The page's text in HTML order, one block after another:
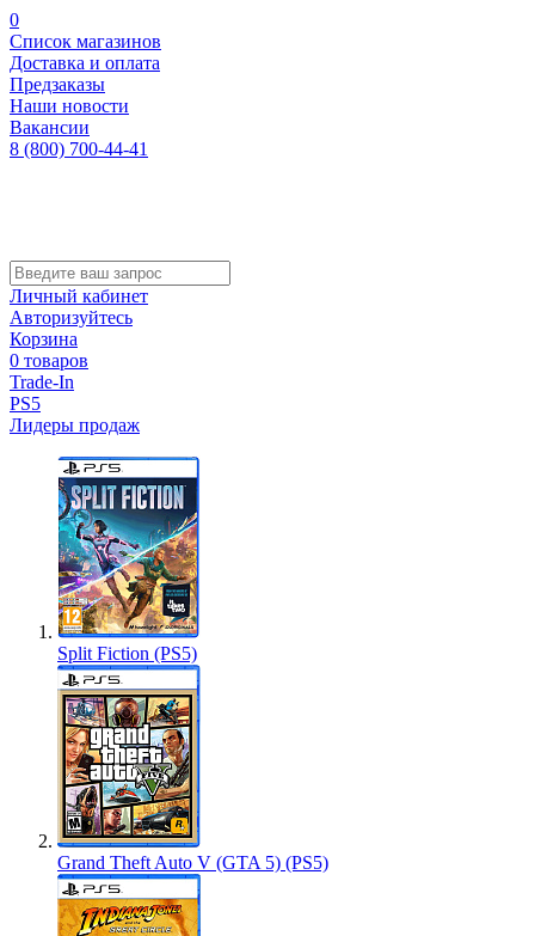
0
Список магазинов
Доставка и оплата
Предзаказы
Наши новости
Вакансии
8 (800) 700-44-41
Личный кабинет
Авторизуйтесь
Корзина
0 товаров
Trade-In
PS5
Лидеры продаж
Split Fiction (PS5)
Grand Theft Auto V (GTA 5) (PS5)